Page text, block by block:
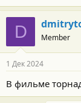
D Member
1 Дек 2024
В фильме